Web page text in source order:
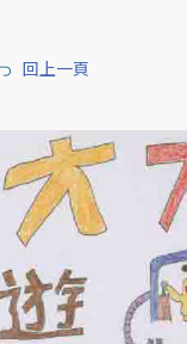
回上一頁